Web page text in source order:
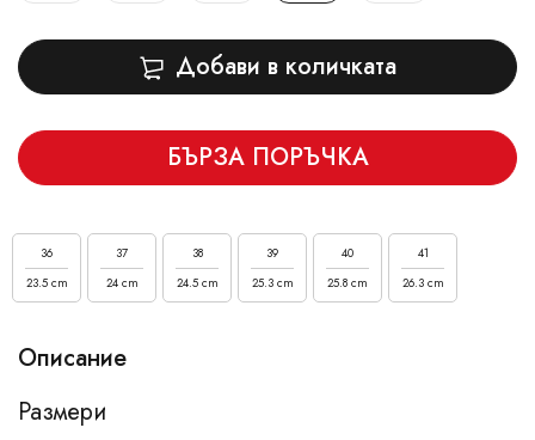
Добави в количката
БЪРЗА ПОРЪЧКА
36
23.5 cm
37
24 cm
38
24.5 cm
39
25.3 cm
40
25.8 cm
41
26.3 cm
Описание
Размери